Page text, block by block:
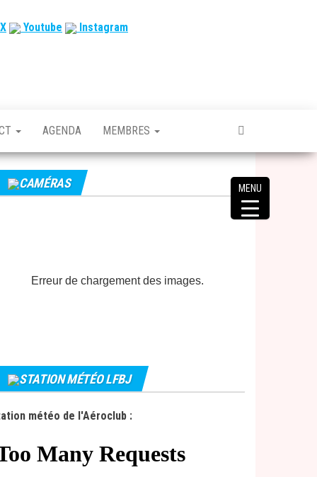
Youtube Instagram
AGENDA MEMBRES
CAMÉRAS
Erreur de chargement des images.
STATION MÉTÉO LFBJ
météo de l'Aéroclub :
MENU